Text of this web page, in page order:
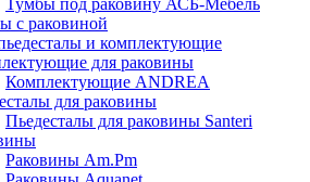
Тумбы под раковину АСБ-Мебель
с раковиной
и комплектующие
для раковины
Комплектующие ANDREA
для раковины
Пьедесталы для раковины Santeri
Раковины Am.Pm